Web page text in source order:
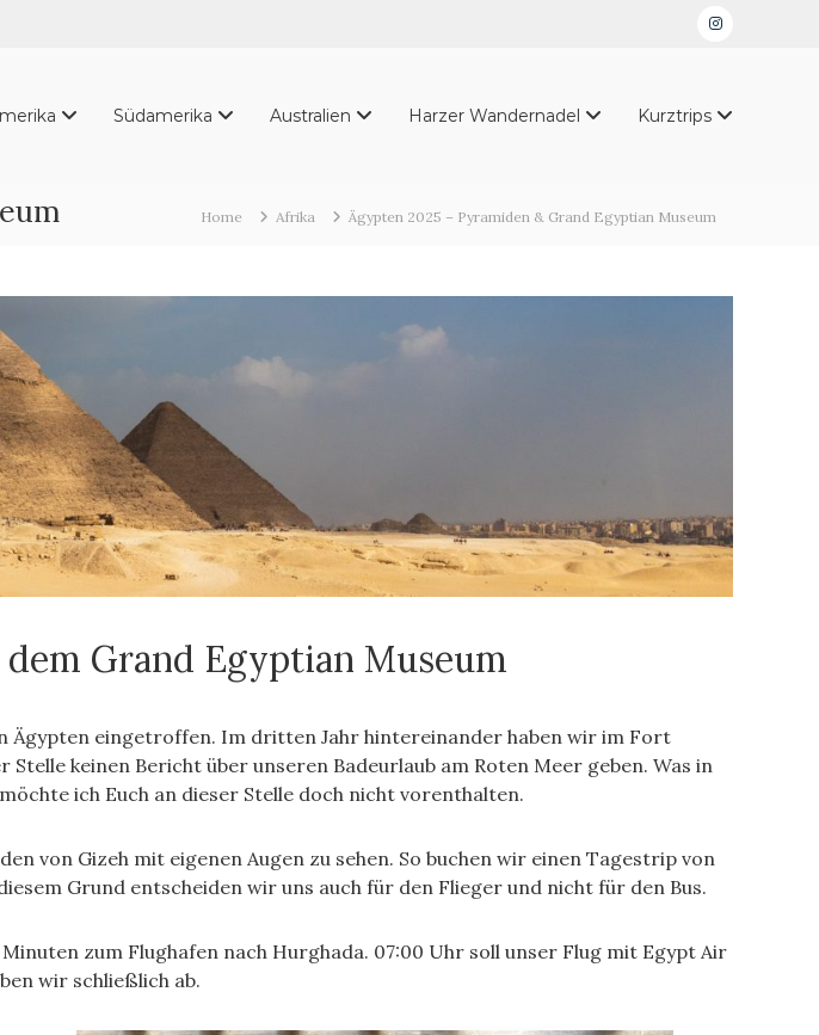
Instagram
Südamerika Australien Harzer Wandernadel Kurztrips
Home Afrika Ägypten 2025 – Pyramiden & Grand Egyptian Museum
Grand Egyptian Museum
Ägypten eingetroffen. Im dritten Jahr hintereinander haben wir im Fort
keinen Bericht über unseren Badeurlaub am Roten Meer geben. Was in
ich Euch an dieser Stelle doch nicht vorenthalten.
von Gizeh mit eigenen Augen zu sehen. So buchen wir einen Tagestrip von
Grund entscheiden wir uns auch für den Flieger und nicht für den Bus.
zum Flughafen nach Hurghada. 07:00 Uhr soll unser Flug mit Egypt Air
wir schließlich ab.